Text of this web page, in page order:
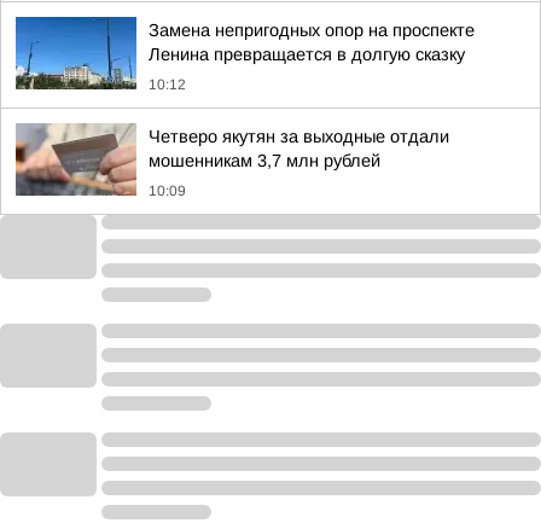
Замена непригодных опор на проспекте
Ленина превращается в долгую сказку
10:12
Четверо якутян за выходные отдали
мошенникам 3,7 млн рублей
10:09